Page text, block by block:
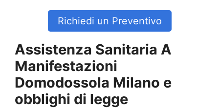
Richiedi un Preventivo
Assistenza Sanitaria A
Manifestazioni
Domodossola Milano e
obblighi di legge